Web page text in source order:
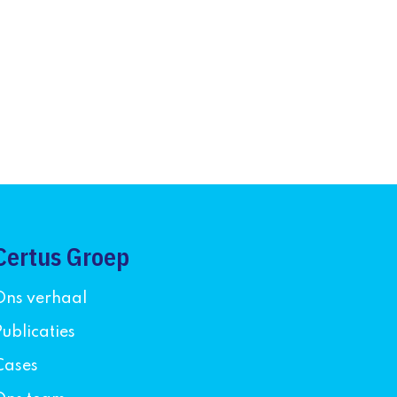
Groep
verhaal